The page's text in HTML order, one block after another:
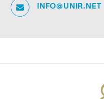
INFO@UNIR.NET